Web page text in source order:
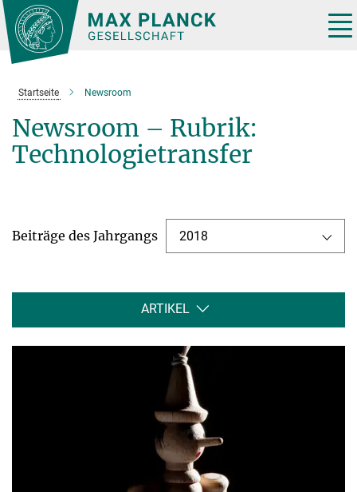
Hauptinhalt
Startseite Newsroom
Newsroom – Rubrik:
Technologietransfer
Beiträge des Jahrgangs 2018
ARTIKEL